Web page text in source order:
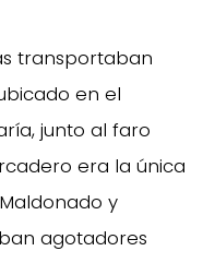
transportaban
en el
junto al faro
era la única
y
agotadores